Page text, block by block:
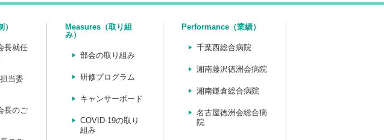
長就任
当委
長のご
Measures（取り組
み）
部会の取り組み
研修プログラム
キャンサーボード
COVID-19の取り
組み
Performance（業績）
千葉西総合病院
湘南藤沢徳洲会病院
湘南鎌倉総合病院
名古屋徳洲会総合病
院